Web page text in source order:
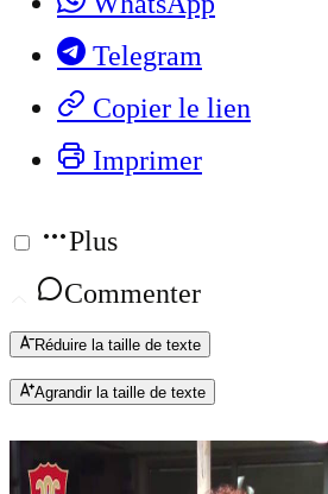
Telegram
Copier le lien
Imprimer
Plus
Commenter
Réduire la taille de texte
Agrandir la taille de texte